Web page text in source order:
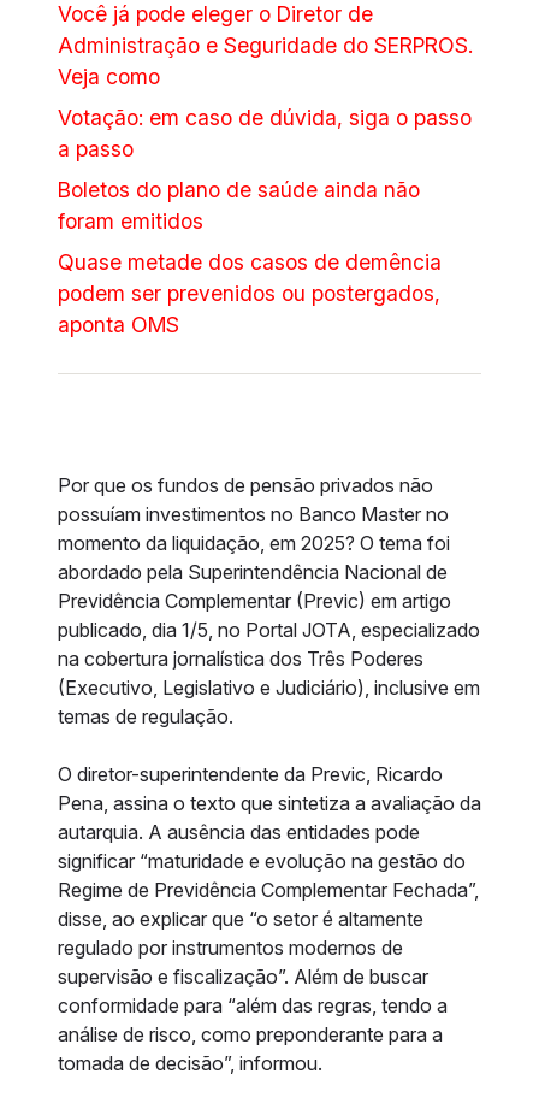
Você já pode eleger o Diretor de
Administração e Seguridade do SERPROS.
Veja como
Votação: em caso de dúvida, siga o passo
a passo
Boletos do plano de saúde ainda não
foram emitidos
Quase metade dos casos de demência
podem ser prevenidos ou postergados,
aponta OMS
Por que os fundos de pensão privados não
possuíam investimentos no Banco Master no
momento da liquidação, em 2025? O tema foi
abordado pela Superintendência Nacional de
Previdência Complementar (Previc) em artigo
publicado, dia 1/5, no Portal JOTA, especializado
na cobertura jornalística dos Três Poderes
(Executivo, Legislativo e Judiciário), inclusive em
temas de regulação.
O diretor-superintendente da Previc, Ricardo
Pena, assina o texto que sintetiza a avaliação da
autarquia. A ausência das entidades pode
significar “maturidade e evolução na gestão do
Regime de Previdência Complementar Fechada”,
disse, ao explicar que “o setor é altamente
regulado por instrumentos modernos de
supervisão e fiscalização”. Além de buscar
conformidade para “além das regras, tendo a
análise de risco, como preponderante para a
tomada de decisão”, informou.